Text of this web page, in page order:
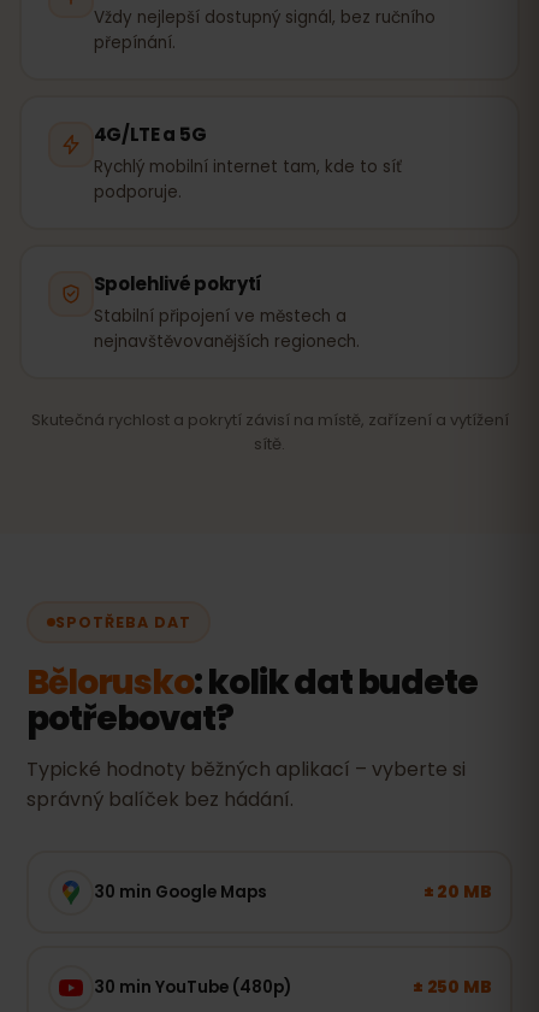
Vždy nejlepší dostupný signál, bez ručního
přepínání.
4G/LTE a 5G
Rychlý mobilní internet tam, kde to síť
podporuje.
Spolehlivé pokrytí
Stabilní připojení ve městech a
nejnavštěvovanějších regionech.
Skutečná rychlost a pokrytí závisí na místě, zařízení a vytížení
sítě.
SPOTŘEBA DAT
Bělorusko: kolik dat budete
potřebovat?
Typické hodnoty běžných aplikací – vyberte si
správný balíček bez hádání.
30 min Google Maps ± 20 MB
30 min YouTube (480p) ± 250 MB